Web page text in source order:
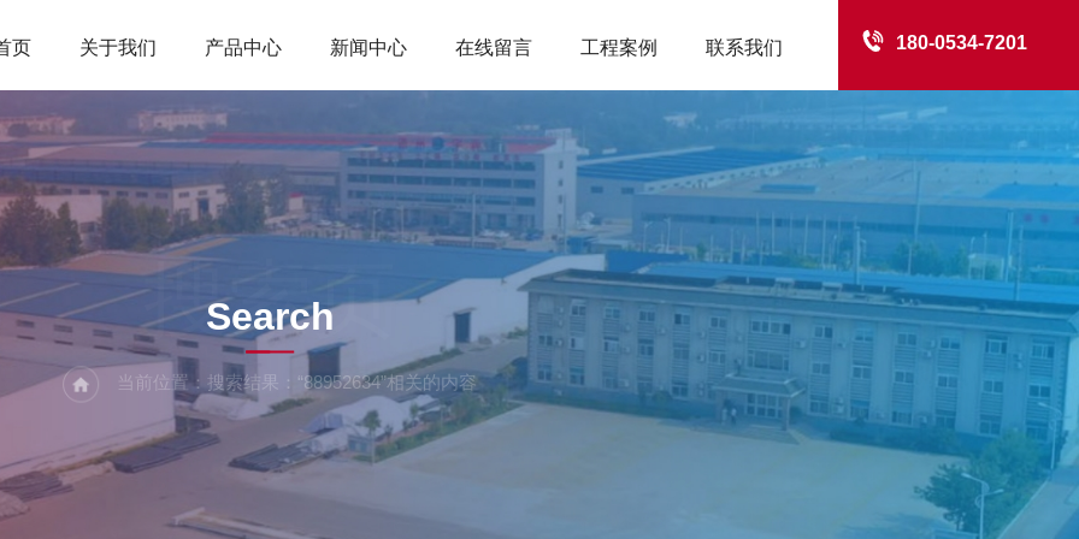
180-0534-7201
页 关于我们 产品中心 新闻中心 在线留言 工程案例 联系我们
搜索页
Search
当前位置：搜索结果：“88952634”相关的内容